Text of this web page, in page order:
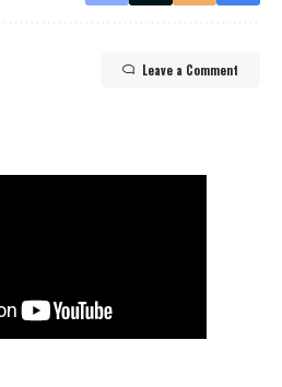
Leave a Comment